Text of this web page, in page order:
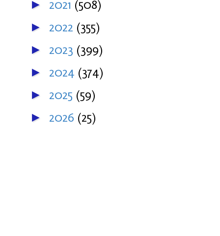
► 2021 (508)
► 2022 (355)
► 2023 (399)
► 2024 (374)
► 2025 (59)
► 2026 (25)